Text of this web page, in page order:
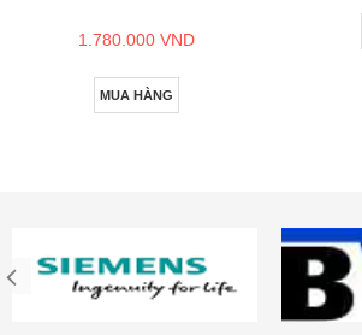
1.780.000 VND
MUA HÀNG